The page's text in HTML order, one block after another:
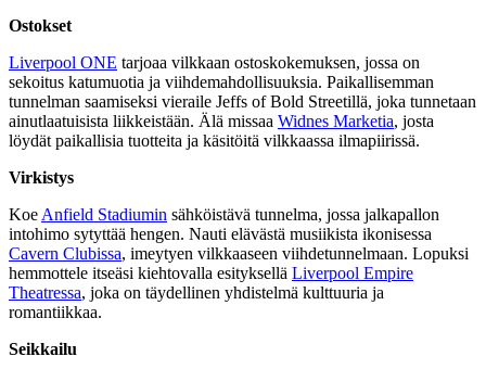
Ostokset
Liverpool ONE tarjoaa vilkkaan ostoskokemuksen, jossa on
sekoitus katumuotia ja viihdemahdollisuuksia. Paikallisemman
tunnelman saamiseksi vieraile Jeffs of Bold Streetillä, joka tunnetaan
ainutlaatuisista liikkeistään. Älä missaa Widnes Marketia, josta
löydät paikallisia tuotteita ja käsitöitä vilkkaassa ilmapiirissä.
Virkistys
Koe Anfield Stadiumin sähköistävä tunnelma, jossa jalkapallon
intohimo sytyttää hengen. Nauti elävästä musiikista ikonisessa
Cavern Clubissa, imeytyen vilkkaaseen viihdetunnelmaan. Lopuksi
hemmottele itseäsi kiehtovalla esityksellä Liverpool Empire
Theatressa, joka on täydellinen yhdistelmä kulttuuria ja
romantiikkaa.
Seikkailu